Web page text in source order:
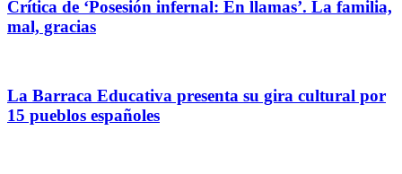
Crítica de ‘Posesión infernal: En llamas’. La familia,
mal, gracias
La Barraca Educativa presenta su gira cultural por
15 pueblos españoles